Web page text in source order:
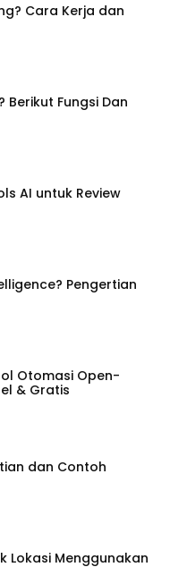
Cara Kerja dan
Berikut Fungsi Dan
AI untuk Review
Pengertian
Otomasi Open-
& Gratis
dan Contoh
Lokasi Menggunakan